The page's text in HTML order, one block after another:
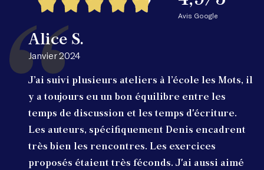
Avis Google
Alice S.
Janvier 2024
J’ai suivi plusieurs ateliers à l’école les Mots, il
y a toujours eu un bon équilibre entre les
temps de discussion et les temps d'écriture.
Les auteurs, spécifiquement Denis encadrent
très bien les rencontres. Les exercices
proposés étaient très féconds. J'ai aussi aimé